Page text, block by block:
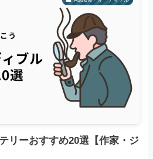
リーおすすめ20選【作家・ジ